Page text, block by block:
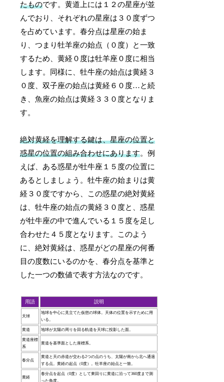
たものです。黄道上には１２の星座が並
んでおり、それぞれの星座は３０度ずつ
を占めています。春分点は星座の始ま
り、つまり牡羊座の始点（０度）と一致
するため、黄経０度は牡羊座０度に相当
します。同様に、牡牛座の始点は黄経３
０度、双子座の始点は黄経６０度…と続
き、魚座の始点は黄経３３０度となりま
す。
絶対黄経を理解する鍵は、星座の位置と
惑星の位置の組み合わせにあります。例
えば、ある惑星が牡牛座１５度の位置に
あるとしましょう。牡牛座の始まりは黄
経３０度ですから、この惑星の絶対黄経
は、牡牛座の始点の黄経３０度と、惑星
が牡牛座の中で進んでいる１５度を足し
合わせた４５度となります。このよう
に、絶対黄経は、惑星がどの星座の何番
目の度数にいるのかを、春分点を基準と
した一つの数値で表す方法なのです。
用語 説明
天球
地球を中心に見立てた仮想の球体。天体の位置を示すために用
いる。
黄道 地球が太陽の周りを回る軌道を天球に投影した面。
黄道座標
系
黄道を基準面とした座標系。
春分点
黄道と天の赤道が交わる2つの点のうち、太陽が南から北へ通過
する点。黄経の起点（0度）。牡羊座の始点と一致。
黄経
春分点を起点（0度）として東回りに黄道に沿って360度まで測
った角度。